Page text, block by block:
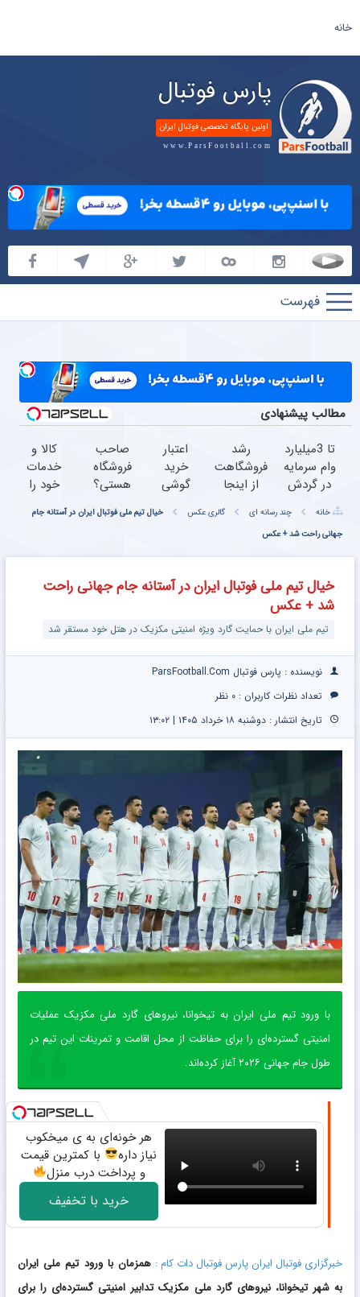
خانه
پارس فوتبال
اولین پایگاه تخصصی فوتبال ایران
www.ParsFootball.com
پارس
فوتبال
مطالب پیشنهادی
تا 3میلیارد
وام سرمایه
در گردش
=>
فروشگاهت
رو ثبت
رشد
فروشگاهت
از اینجا
می‌شه،
برای درآمد
بیشتر،
اعتبار
خرید
گوشی
همین
درخواست
اعتبار بده
صاحب
فروشگاه
هستی؟
میلیارد
بگیر
کالا و
خدمات
خود را
صورت
بفروشید
خانه چند رسانه ای گالری عکس
خیال تیم ملی فوتبال ایران در آستانه جام
جهانی راحت شد + عکس
خیال تیم ملی فوتبال ایران در آستانه جام جهانی راحت
شد + عکس
تیم ملی ایران با حمایت گارد ویژه امنیتی مکزیک در هتل خود مستقر شد
نویسنده : پارس فوتبال ParsFootball.Com
تعداد نظرات کاربران : ۰ نظر
تاریخ انتشار : دوشنبه ۱۸ خرداد ۱۴۰۵ | ۱۳:۰۲
با ورود تیم ملی ایران به تیخوانا، نیروهای گارد ملی مکزیک عملیات
امنیتی گسترده‌ای را برای حفاظت از محل اقامت و تمرینات این تیم در
طول جام جهانی ۲۰۲۶ آغاز کرده‌اند.
هر خونه‌ای به ی میخکوب
نیاز داره
با کمترین قیمت
و پرداخت درب منزل
خرید با تخفیف
خبرگزاری فوتبال ایران پارس فوتبال دات کام : همزمان با ورود تیم ملی ایران
به شهر تیخوانا، نیروهای گارد ملی مکزیک تدابیر امنیتی گسترده‌ای را برای